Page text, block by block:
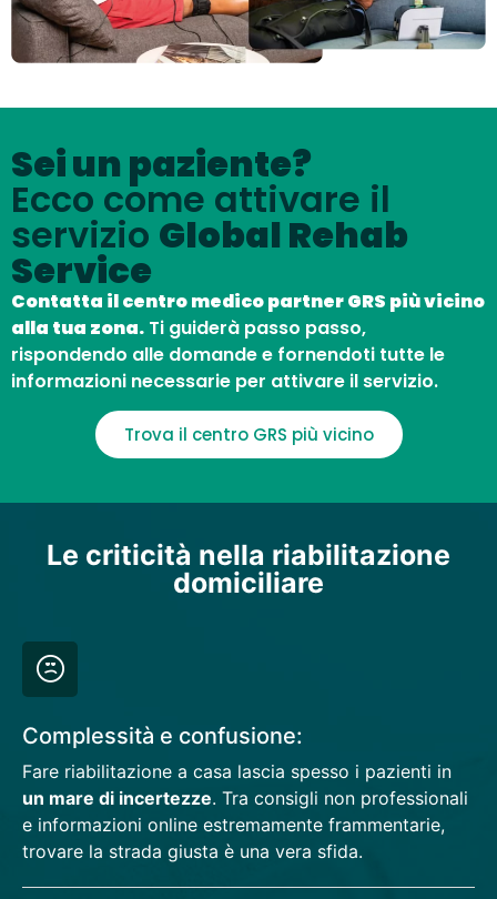
Sei un paziente?
Ecco come attivare il
servizio Global Rehab
Service
Contatta il centro medico partner GRS più vicino
alla tua zona. Ti guiderà passo passo,
rispondendo alle domande e fornendoti tutte le
informazioni necessarie per attivare il servizio.
Trova il centro GRS più vicino
Le criticità nella riabilitazione
domiciliare
Complessità e confusione:
Fare riabilitazione a casa lascia spesso i pazienti in
un mare di incertezze. Tra consigli non professionali
e informazioni online estremamente frammentarie,
trovare la strada giusta è una vera sfida.